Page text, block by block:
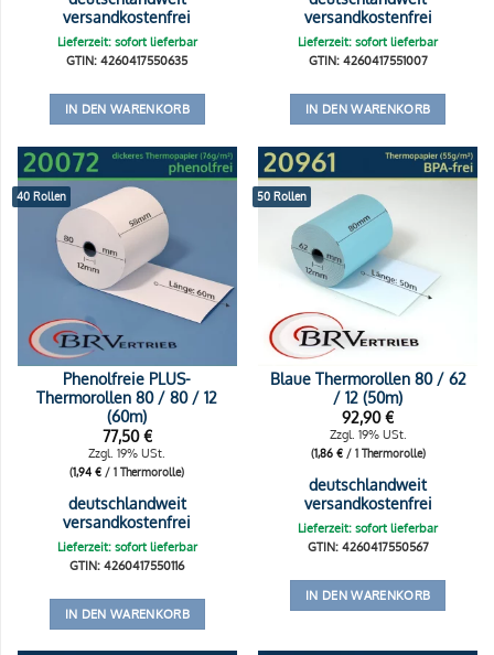
versandkostenfrei
Lieferzeit: sofort lieferbar
GTIN: 4260417550635
IN DEN WARENKORB
versandkostenfrei
Lieferzeit: sofort lieferbar
GTIN: 4260417551007
IN DEN WARENKORB
40 Rollen
Phenolfreie PLUS-
Thermorollen 80 / 80 / 12
(60m)
77,50€
Zzgl. 19% USt.
(1,94€ / 1 Thermorolle)
deutschlandweit
versandkostenfrei
Lieferzeit: sofort lieferbar
GTIN: 4260417550116
IN DEN WARENKORB
50 Rollen
Blaue Thermorollen 80 / 62
/ 12 (50m)
92,90€
Zzgl. 19% USt.
(1,86 €/ 1 Thermorolle)
deutschlandweit
versandkostenfrei
Lieferzeit: sofort lieferbar
GTIN: 4260417550567
IN DEN WARENKORB